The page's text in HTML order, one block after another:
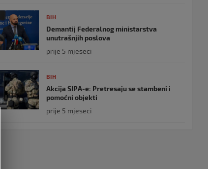
BIH
Demantij Federalnog ministarstva
unutrašnjih poslova
prije 5 mjeseci
BIH
Akcija SIPA-e: Pretresaju se stambeni i
pomoćni objekti
prije 5 mjeseci